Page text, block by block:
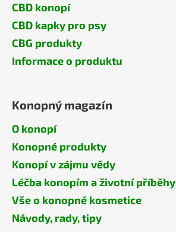
CBD konopí
CBD kapky pro psy
CBG produkty
Informace o produktu
Konopný magazín
O konopí
Konopné produkty
Konopí v zájmu vědy
Léčba konopím a životní příběhy
Vše o konopné kosmetice
Návody, rady, tipy